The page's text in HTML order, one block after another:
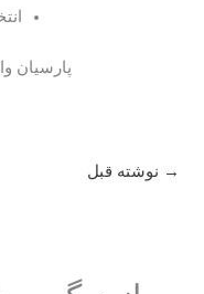
پارسیان
→ نوشته قبل